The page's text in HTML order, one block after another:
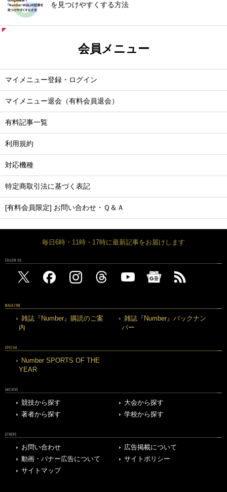
を見つけやすくする方法
会員メニュー
マイメニュー登録・ログイン
マイメニュー退会（有料会員退会）
有料記事一覧
利用規約
対応機種
特定商取引法に基づく表記
[有料会員限定] お問い合わせ・Ｑ＆Ａ
毎日6時・11時・17時に最新記事をお届けします
FOLLOW US
MAGAZINE
雑誌『Number』購読のご案
内
雑誌『Number』バックナン
バー
SPECIAL
Number SPORTS OF THE
YEAR
ARCHIVE
競技から探す
大会から探す
著者から探す
学校から探す
OTHERS
お問い合わせ
広告掲載について
動画・バナー広告について
サイトポリシー
サイトマップ